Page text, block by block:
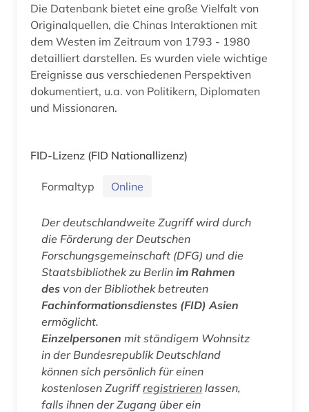
Die Datenbank bietet eine große Vielfalt von
Originalquellen, die Chinas Interaktionen mit
dem Westen im Zeitraum von 1793 - 1980
detailliert darstellen. Es wurden viele wichtige
Ereignisse aus verschiedenen Perspektiven
dokumentiert, u.a. von Politikern, Diplomaten
und Missionaren.
FID-Lizenz (FID Nationallizenz)
Formaltyp Online
Der deutschlandweite Zugriff wird durch
die Förderung der Deutschen
Forschungsgemeinschaft (DFG) und die
Staatsbibliothek zu Berlin im Rahmen
des von der Bibliothek betreuten
Fachinformationsdienstes (FID) Asien
ermöglicht.
Einzelpersonen mit ständigem Wohnsitz
in der Bundesrepublik Deutschland
können sich persönlich für einen
kostenlosen Zugriffregistrieren lassen,
falls ihnen der Zugang über ein